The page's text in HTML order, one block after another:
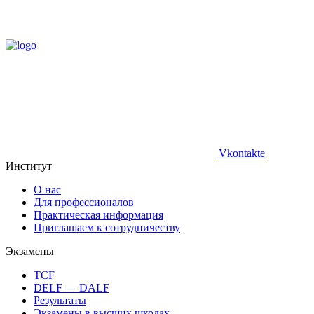
Vkontakte
Институт
О нас
Для профессионалов
Практическая информация
Приглашаем к сотрудничеству
Экзамены
TCF
DELF — DALF
Результаты